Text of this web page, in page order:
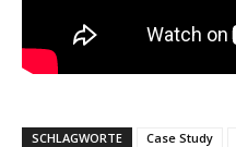
SCHLAGWORTE Case Study